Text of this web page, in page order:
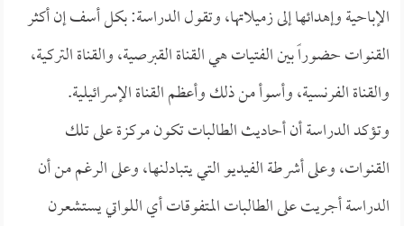
الإباحية وإهدائها إلى زميلاتها، وتقول الدراسة: بكل أسف إن أكثر
القنوات حضوراً بين الفتيات هي القناة القبرصية، والقناة التركية،
والقناة الفرنسية، وأسوأ من ذلك وأعظم القناة الإسرائيلية.
وتؤكد الدراسة أن أحاديث الطالبات تكون مركزة على تلك
القنوات، وعلى أشرطة الفيديو التي يتبادلنها، وعلى الرغم من أن
الدراسة أجريت على الطالبات المتفوقات أي اللواتي يستشعرن